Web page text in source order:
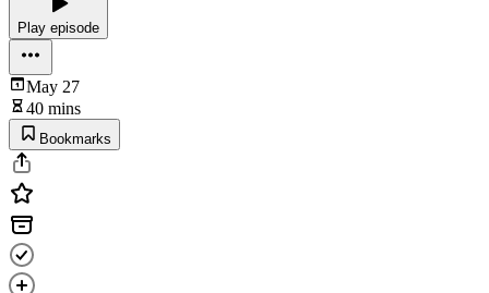
Play episode
May 27
40 mins
Bookmarks